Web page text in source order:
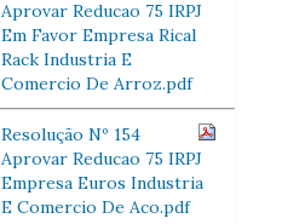
Aprovar Reducao 75 IRPJ
Em Favor Empresa Rical
Rack Industria E
Comercio De Arroz.pdf
Resolução Nº 154
Aprovar Reducao 75 IRPJ
Empresa Euros Industria
E Comercio De Aco.pdf